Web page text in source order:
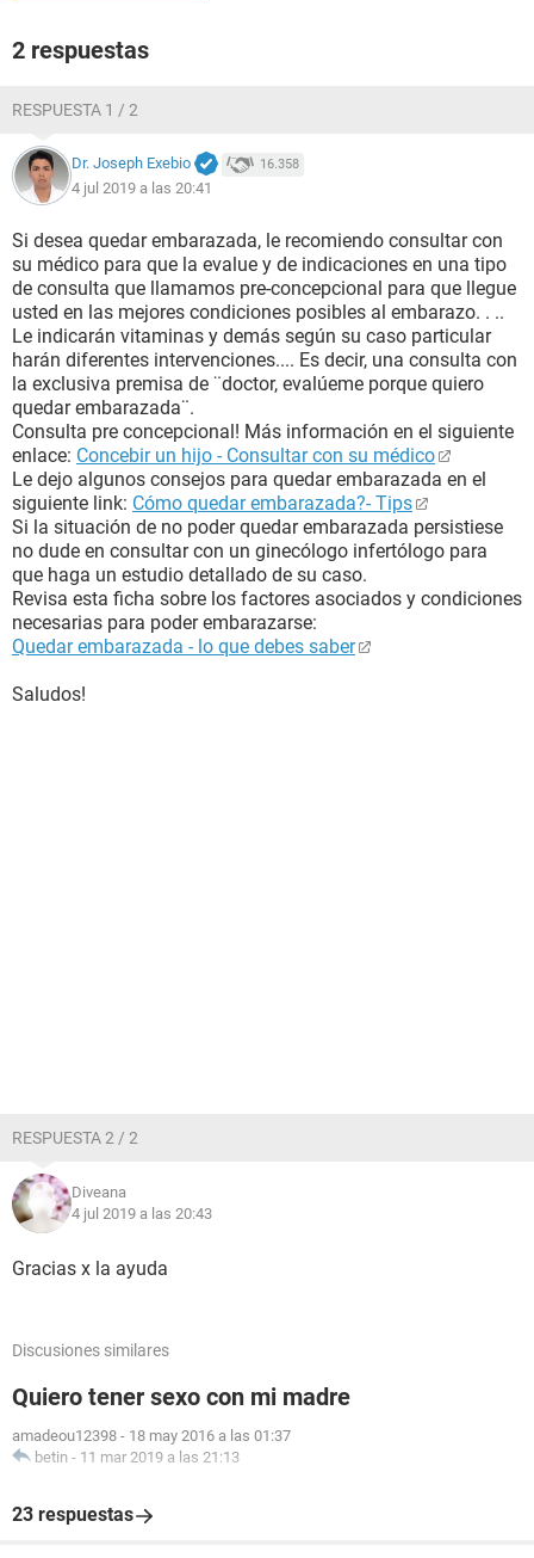
2 respuestas
RESPUESTA 1 / 2
Dr. Joseph Exebio 16.358
4 jul 2019 a las 20:41
Si desea quedar embarazada, le recomiendo consultar con
su médico para que la evalue y de indicaciones en una tipo
de consulta que llamamos pre-concepcional para que llegue
usted en las mejores condiciones posibles al embarazo. . ..
Le indicarán vitaminas y demás según su caso particular
harán diferentes intervenciones.... Es decir, una consulta con
la exclusiva premisa de ¨doctor, evalúeme porque quiero
quedar embarazada¨.
Consulta pre concepcional! Más información en el siguiente
enlace: Concebir un hijo - Consultar con su médico
Le dejo algunos consejos para quedar embarazada en el
siguiente link: Cómo quedar embarazada?- Tips
Si la situación de no poder quedar embarazada persistiese
no dude en consultar con un ginecólogo infertólogo para
que haga un estudio detallado de su caso.
Revisa esta ficha sobre los factores asociados y condiciones
necesarias para poder embarazarse:
Quedar embarazada - lo que debes saber
Saludos!
RESPUESTA 2 / 2
Diveana
4 jul 2019 a las 20:43
Gracias x la ayuda
Discusiones similares
Quiero tener sexo con mi madre
amadeou12398 - 18 may 2016 a las 01:37
betin - 11 mar 2019 a las 21:13
23 respuestas